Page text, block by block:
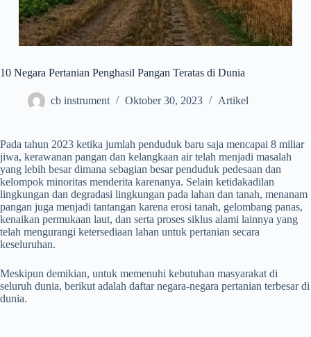
10 Negara Pertanian Penghasil Pangan Teratas di Dunia
cb instrument Oktober 30, 2023 Artikel
Pada tahun 2023 ketika jumlah penduduk baru saja mencapai 8 miliar
jiwa, kerawanan pangan dan kelangkaan air telah menjadi masalah
yang lebih besar dimana sebagian besar penduduk pedesaan dan
kelompok minoritas menderita karenanya. Selain ketidakadilan
lingkungan dan degradasi lingkungan pada lahan dan tanah, menanam
pangan juga menjadi tantangan karena erosi tanah, gelombang panas,
kenaikan permukaan laut, dan serta proses siklus alami lainnya yang
telah mengurangi ketersediaan lahan untuk pertanian secara
keseluruhan.
Meskipun demikian, untuk memenuhi kebutuhan masyarakat di
seluruh dunia, berikut adalah daftar negara-negara pertanian terbesar di
dunia.